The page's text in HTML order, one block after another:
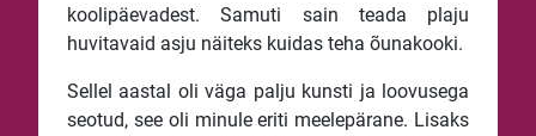
koolipäevadest. Samuti sain teada plaju
huvitavaid asju näiteks kuidas teha õunakooki.
Sellel aastal oli väga palju kunsti ja loovusega
seotud, see oli minule eriti meelepärane. Lisaks